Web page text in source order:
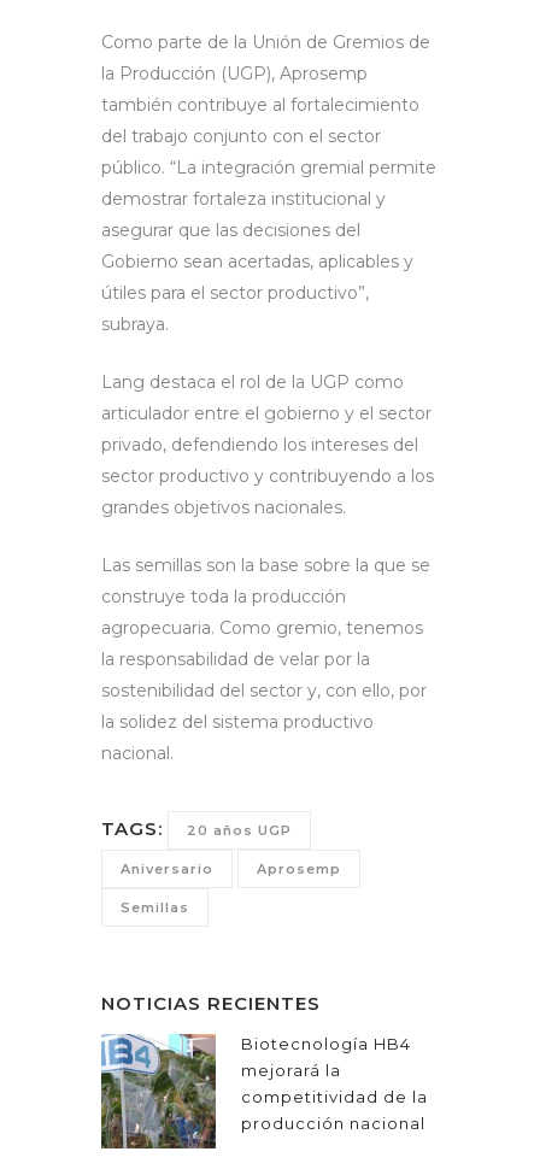
Como parte de la Unión de Gremios de
la Producción (UGP), Aprosemp
también contribuye al fortalecimiento
del trabajo conjunto con el sector
público. “La integración gremial permite
demostrar fortaleza institucional y
asegurar que las decisiones del
Gobierno sean acertadas, aplicables y
útiles para el sector productivo”,
subraya.
Lang destaca el rol de la UGP como
articulador entre el gobierno y el sector
privado, defendiendo los intereses del
sector productivo y contribuyendo a los
grandes objetivos nacionales.
Las semillas son la base sobre la que se
construye toda la producción
agropecuaria. Como gremio, tenemos
la responsabilidad de velar por la
sostenibilidad del sector y, con ello, por
la solidez del sistema productivo
nacional.
TAGS: 20 años UGP
Aniversario Aprosemp
Semillas
NOTICIAS RECIENTES
Biotecnología HB4
mejorará la
competitividad de la
producción nacional